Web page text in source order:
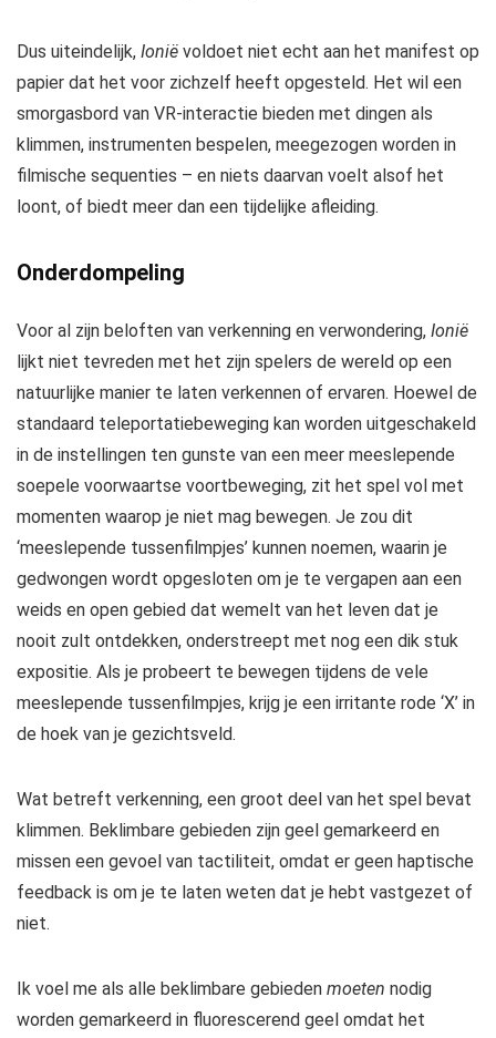
Dus uiteindelijk, Ionië voldoet niet echt aan het manifest op
papier dat het voor zichzelf heeft opgesteld. Het wil een
smorgasbord van VR-interactie bieden met dingen als
klimmen, instrumenten bespelen, meegezogen worden in
filmische sequenties – en niets daarvan voelt alsof het
loont, of biedt meer dan een tijdelijke afleiding.
Onderdompeling
Voor al zijn beloften van verkenning en verwondering, Ionië
lijkt niet tevreden met het zijn spelers de wereld op een
natuurlijke manier te laten verkennen of ervaren. Hoewel de
standaard teleportatiebeweging kan worden uitgeschakeld
in de instellingen ten gunste van een meer meeslepende
soepele voorwaartse voortbeweging, zit het spel vol met
momenten waarop je niet mag bewegen. Je zou dit
‘meeslepende tussenfilmpjes’ kunnen noemen, waarin je
gedwongen wordt opgesloten om je te vergapen aan een
weids en open gebied dat wemelt van het leven dat je
nooit zult ontdekken, onderstreept met nog een dik stuk
expositie. Als je probeert te bewegen tijdens de vele
meeslepende tussenfilmpjes, krijg je een irritante rode ‘X’ in
de hoek van je gezichtsveld.
Wat betreft verkenning, een groot deel van het spel bevat
klimmen. Beklimbare gebieden zijn geel gemarkeerd en
missen een gevoel van tactiliteit, omdat er geen haptische
feedback is om je te laten weten dat je hebt vastgezet of
niet.
Ik voel me als alle beklimbare gebieden moeten nodig
worden gemarkeerd in fluorescerend geel omdat het